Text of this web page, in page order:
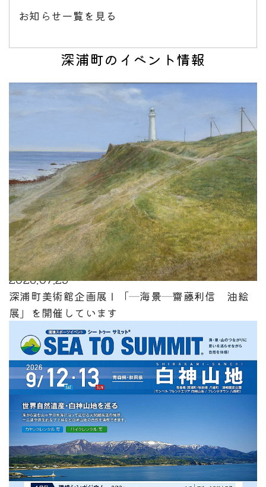
お知らせ一覧を見る
深浦町のイベント情報
2026.07.25
深浦町美術館企画展Ⅰ「─海景─齋藤利信 油絵
展」を開催しています